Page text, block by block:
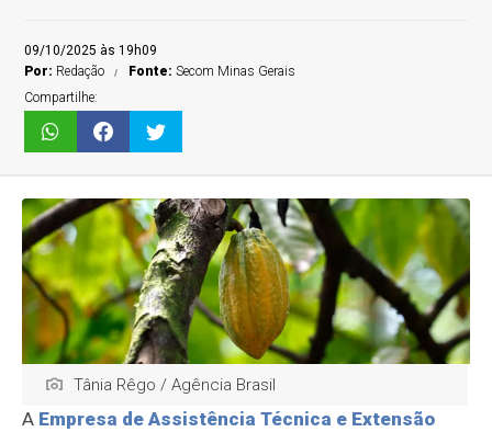
09/10/2025 às 19h09
Por: Redação Fonte:Secom Minas Gerais
Compartilhe:
Tânia Rêgo / Agência Brasil
A Empresa de Assistência Técnica e Extensão